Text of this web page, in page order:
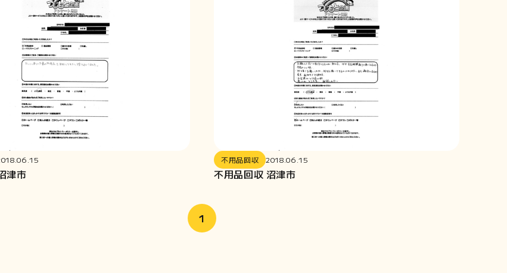
津市
不用品回収 2018.06.15
不用品回収 沼津市
1